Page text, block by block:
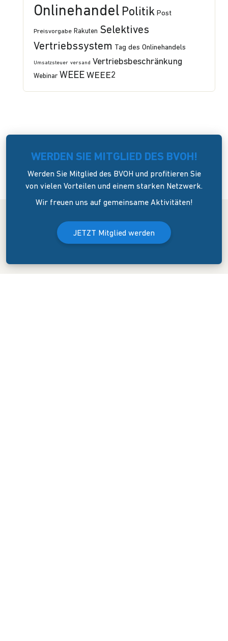
Onlinehandel Politik Post
Preisvorgabe Rakuten Selektives
Vertriebssystem Tag des Onlinehandels
Umsatzsteuer versand Vertriebsbeschränkung
Webinar WEEE WEEE2
WERDEN SIE MITGLIED DES BVOH!
Werden Sie Mitglied des BVOH und profitieren Sie
von vielen Vorteilen und einem starken Netzwerk.
Wir freuen uns auf gemeinsame Aktivitäten!
JETZT Mitglied werden